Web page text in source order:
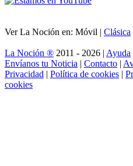
Ver La Noción en: Móvil | Clásica
La Noción ® 2011 - 2026 | Ayuda
Envíanos tu Noticia | Contacto |
Privacidad | Política de cookies |
cookies